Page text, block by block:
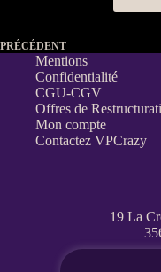
PRÉCÉDENT
Mentions
Confidentialité
CGU-CGV
Offres de
Mon compte
Contactez VPCrazy
19 La